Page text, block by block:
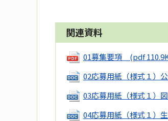
関連資料
01募集要項 (pdf
02応募用紙（様式１）
03応募用紙（様式１）
04応募用紙（様式１）